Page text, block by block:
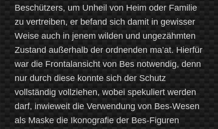
Beschützers, um Unheil von Heim oder Familie
zu vertreiben, er befand sich damit in gewisser
Weise auch in jenem wilden und ungezähmten
Zustand außerhalb der ordnenden ma’at. Hierfür
war die Frontalansicht von Bes notwendig, denn
nur durch diese konnte sich der Schutz
vollständig vollziehen, wobei spekuliert werden
darf, inwieweit die Verwendung von Bes-Wesen
als Maske die Ikonografie der Bes-Figuren